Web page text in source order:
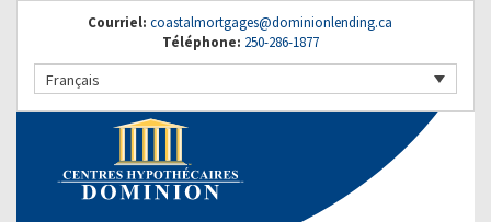
Courriel: coastalmortgages@dominionlending.ca
Téléphone: 250-286-1877
Français